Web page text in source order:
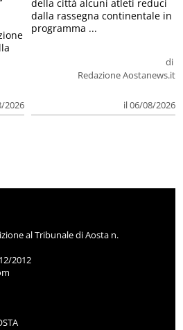
2026
di
Redazione Aostanews.it
il 06/08/2026
della città alcuni atleti reduci
dalla rassegna continentale in
programma ...
al Tribunale di Aosta n.
2012